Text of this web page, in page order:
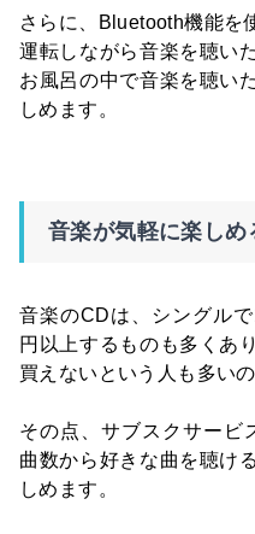
さらに、Bluetooth機能を
運転しながら音楽を聴い
お風呂の中で音楽を聴い
しめます。
音楽が気軽に楽しめ
音楽のCDは、シングル
円以上するものも多くあ
買えないという人も多い
その点、サブスクサービ
曲数から好きな曲を聴け
しめます。